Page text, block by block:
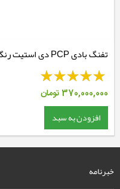
تفنگ بادی PCP دی استیت رنگید HP
370,000,000تومان
افزودن به سبد
خبرنامه